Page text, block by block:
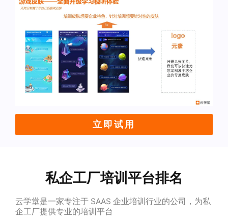
立即试用
私企工厂培训平台排名
云学堂是一家专注于 SAAS 企业培训行业的公司，为私
企工厂提供专业的培训平台